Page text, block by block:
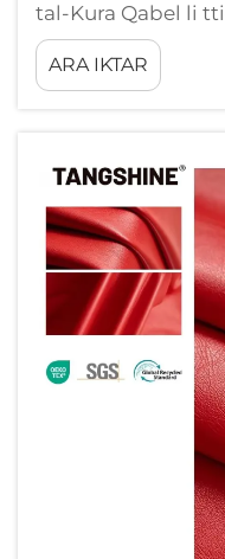
tal-Kura Qabel li
trid tkun taf liema
taħdem. Il-kulur
naturali intakt, li
ARA IKTAR